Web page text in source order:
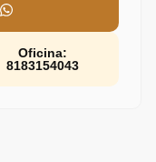
Oficina:
8183154043